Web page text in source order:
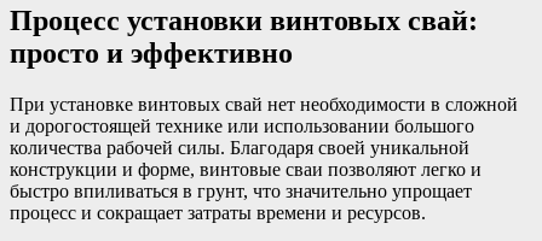
Процесс установки винтовых свай:
просто и эффективно
При установке винтовых свай нет необходимости в сложной
и дорогостоящей технике или использовании большого
количества рабочей силы. Благодаря своей уникальной
конструкции и форме, винтовые сваи позволяют легко и
быстро впиливаться в грунт, что значительно упрощает
процесс и сокращает затраты времени и ресурсов.